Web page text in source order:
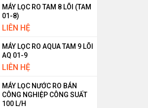
MÁY LỌC RO TAM 8 LÕI (TAM
01-8)
LIÊN HỆ
MÁY LỌC RO AQUA TAM 9 LÕI
AQ 01-9
LIÊN HỆ
MÁY LỌC NƯỚC RO BÁN
CÔNG NGHIỆP CÔNG SUẤT
100 L/H